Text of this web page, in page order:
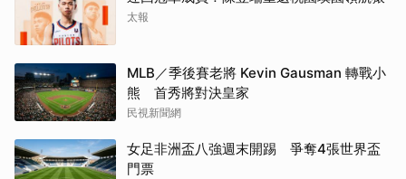
太報
MLB／季後賽老將 Kevin Gausman 轉戰小
熊 首秀將對決皇家
民視新聞網
女足非洲盃八強週末開踢 爭奪4張世界盃
門票